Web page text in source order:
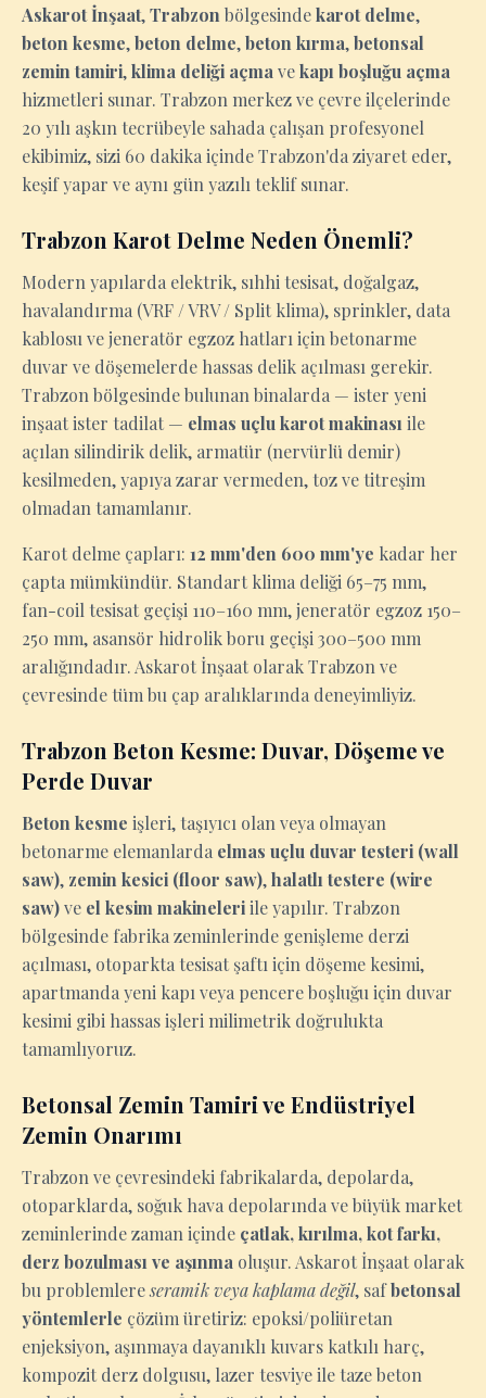
Askarot İnşaat,Trabzon bölgesindekarot delme,
beton kesme,beton delme,beton kırma,betonsal
zemin tamiri,klima deliği açma vekapı boşluğu açma
hizmetleri sunar. Trabzon merkez ve çevre ilçelerinde
20 yılı aşkın tecrübeyle sahada çalışan profesyonel
ekibimiz, sizi 60 dakika içinde Trabzon'da ziyaret eder,
keşif yapar ve aynı gün yazılı teklif sunar.
Trabzon Karot Delme Neden Önemli?
Modern yapılarda elektrik, sıhhi tesisat, doğalgaz,
havalandırma (VRF / VRV / Split klima), sprinkler, data
kablosu ve jeneratör egzoz hatları için betonarme
duvar ve döşemelerde hassas delik açılması gerekir.
Trabzon bölgesinde bulunan binalarda — ister yeni
inşaat ister tadilat — elmas uçlu karot makinası ile
açılan silindirik delik, armatür (nervürlü demir)
kesilmeden, yapıya zarar vermeden, toz ve titreşim
olmadan tamamlanır.
Karot delme çapları: 12 mm'den 600 mm'ye kadar her
çapta mümkündür. Standart klima deliği 65–75 mm,
fan-coil tesisat geçişi 110–160 mm, jeneratör egzoz 150–
250 mm, asansör hidrolik boru geçişi 300–500 mm
aralığındadır. Askarot İnşaat olarak Trabzon ve
çevresinde tüm bu çap aralıklarında deneyimliyiz.
Trabzon Beton Kesme: Duvar, Döşeme ve
Perde Duvar
Beton kesme işleri, taşıyıcı olan veya olmayan
betonarme elemanlarda elmas uçlu duvar testeri (wall
saw), zemin kesici (floor saw),halatlı testere (wire
saw)ve el kesim makineleriile yapılır. Trabzon
bölgesinde fabrika zeminlerinde genişleme derzi
açılması, otoparkta tesisat şaftı için döşeme kesimi,
apartmanda yeni kapı veya pencere boşluğu için duvar
kesimi gibi hassas işleri milimetrik doğrulukta
tamamlıyoruz.
Betonsal Zemin Tamiri ve Endüstriyel
Zemin Onarımı
Trabzon ve çevresindeki fabrikalarda, depolarda,
otoparklarda, soğuk hava depolarında ve büyük market
zeminlerinde zaman içinde çatlak, kırılma, kot farkı,
derz bozulması ve aşınma oluşur. Askarot İnşaat olarak
bu problemlereseramik veya kaplama değil, safbetonsal
yöntemlerle çözüm üretiriz: epoksi/poliüretan
enjeksiyon, aşınmaya dayanıklı kuvars katkılı harç,
kompozit derz dolgusu, lazer tesviye ile taze beton